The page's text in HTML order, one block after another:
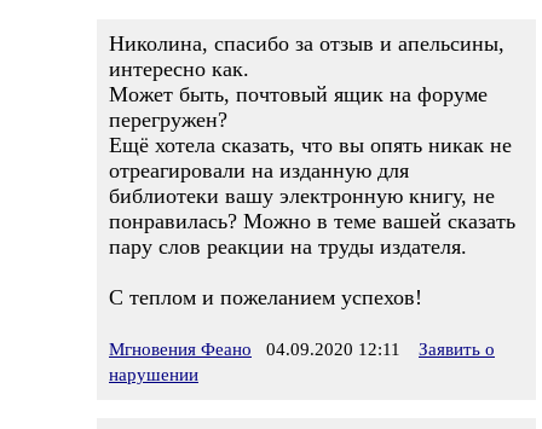
Николина, спасибо за отзыв и апельсины,
интересно как.
Может быть, почтовый ящик на форуме
перегружен?
Ещё хотела сказать, что вы опять никак не
отреагировали на изданную для
библиотеки вашу электронную книгу, не
понравилась? Можно в теме вашей сказать
пару слов реакции на труды издателя.
С теплом и пожеланием успехов!
Мгновения Феано 04.09.2020 12:11
Заявить о
нарушении